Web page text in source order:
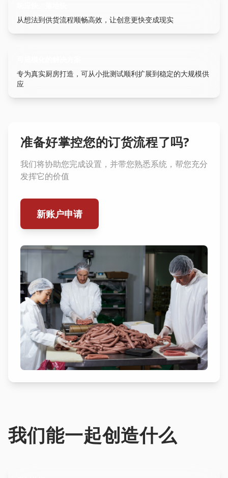
从想法到供货流程顺畅高效，让创意更快变成现实
专为真实厨房打造，可从小批测试顺利扩展到稳定的大规模供
应
准备好掌控您的订货流程了吗?
我们将协助您完成设置，并带您熟悉系统，帮您充分
发挥它的价值
新账户申请
我们能一起创造什么